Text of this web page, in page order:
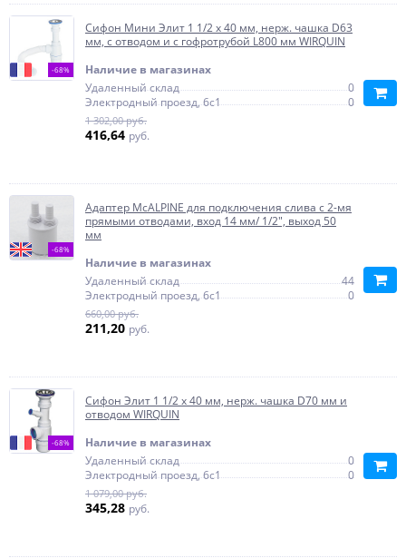
-68%
Сифон Мини Элит 1 1/2 х 40 мм, нерж. чашка D63
мм, с отводом и c гофротрубой L800 мм WIRQUIN
Наличие в магазинах
Удаленный склад
0
Электродный проезд, 6с1
0
1 302,00 руб.
416,64 руб.
-68%
Адаптер McALPINE для подключения слива с 2-мя
прямыми отводами, вход 14 мм/ 1/2", выход 50
мм
Наличие в магазинах
Удаленный склад
44
Электродный проезд, 6с1
0
660,00 руб.
211,20 руб.
-68%
Сифон Элит 1 1/2 х 40 мм, нерж. чашка D70 мм и
отводом WIRQUIN
Наличие в магазинах
Удаленный склад
0
Электродный проезд, 6с1
0
1 079,00 руб.
345,28 руб.